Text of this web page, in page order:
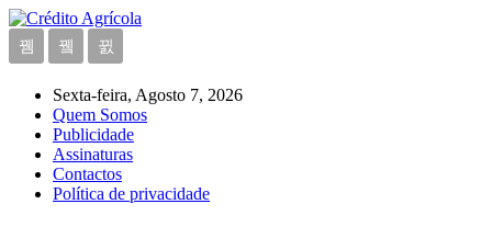
Sexta-feira, Agosto 7, 2026
Quem Somos
Publicidade
Assinaturas
Contactos
Política de privacidade